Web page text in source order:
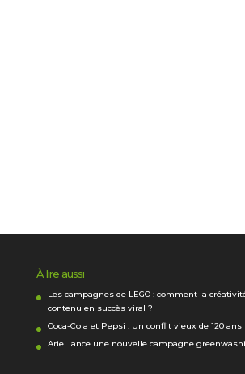
À lire aussi
Les campagnes de LEGO : comment la
contenu en succès viral ?
Coca-Cola et Pepsi : Un conflit vieux de 120 ans
Ariel lance une nouvelle campagne